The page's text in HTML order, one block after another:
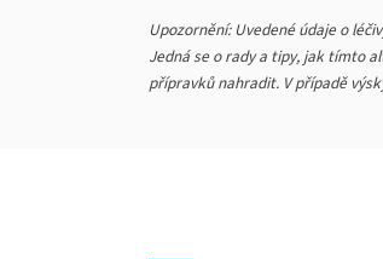
Upozornění: Uvedené údaje o
Jedná se o rady a tipy, jak tímto
přípravků nahradit. V případě